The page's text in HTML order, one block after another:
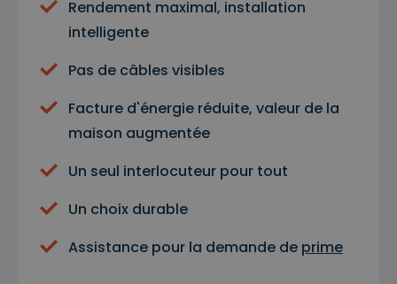
Rendement maximal, installation
intelligente
Pas de câbles visibles
Facture d'énergie réduite, valeur de la
maison augmentée
Un seul interlocuteur pour tout
Un choix durable
Assistance pour la demande de prime